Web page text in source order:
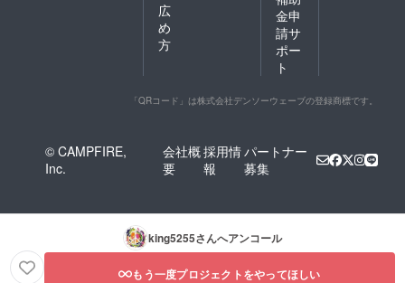
広
め
方
金申
請サ
ポー
ト
「QRコード」は株式会社デンソーウェーブの登録商標です。
© CAMPFIRE,
Inc.
会社概
要
採用情
報
パートナー
募集
king5255さんへアンコール
もう一度プロジェクトをやってほしい